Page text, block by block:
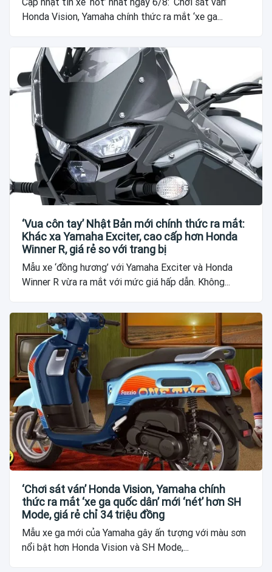
Honda Vision, Yamaha chính thức ra mắt ‘xe ga...
‘Vua côn tay’ Nhật Bản mới chính thức ra mắt:
Khác xa Yamaha Exciter, cao cấp hơn Honda
Winner R, giá rẻ so với trang bị
Mẫu xe ‘đồng hương’ với Yamaha Exciter và Honda
Winner R vừa ra mắt với mức giá hấp dẫn. Không...
‘Chơi sát ván’ Honda Vision, Yamaha chính
thức ra mắt ‘xe ga quốc dân’ mới ‘nét’ hơn SH
Mode, giá rẻ chỉ 34 triệu đồng
Mẫu xe ga mới của Yamaha gây ấn tượng với màu sơn
nổi bật hơn Honda Vision và SH Mode,...